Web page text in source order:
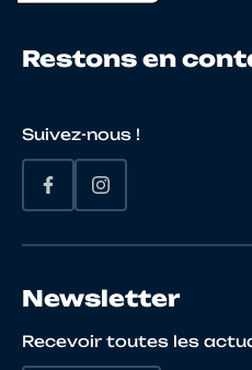
Restons en
Suivez-nous !
Newsletter
Recevoir toutes les